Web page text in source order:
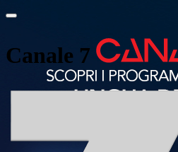
Canale 7